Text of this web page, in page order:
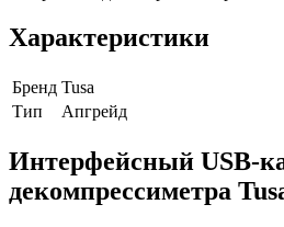
Характеристики
Бренд Tusa
Тип
Апгрейд
Интерфейсный USB-
декомпрессиметра